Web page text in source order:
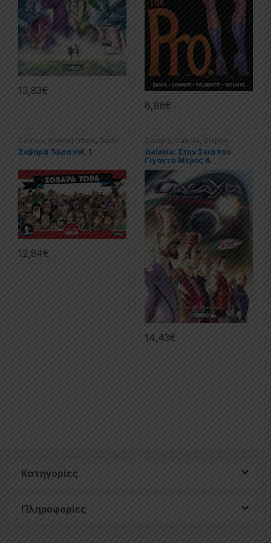
13,83€
8,86€
Comics, Special Offers, Trade
Paperbacks (TPs)
Σοβαρά Τώρα vol. 1
12,84€
Comics, Galaxia, Graphic
Novels, Special Offers
Galaxia: Στην Σκιά του
Γίγαντα Μέρος Α΄
14,43€
Κατηγορίες
Πληροφορίες